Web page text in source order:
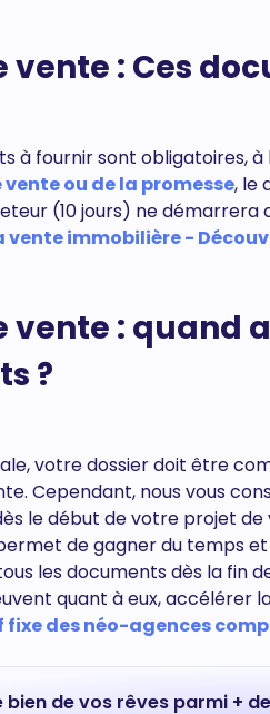
vente : Ces
à fournir sont obligatoires,
ou de la promesse, le
(10 jours) ne
vente immobilière -
vente : quand
?
votre dossier doit être
Cependant, nous vous
le début de votre projet
de gagner du temps
les documents dès la fin
quant à eux, accélérer
des néo-agences
bien de vos rêves parmi +